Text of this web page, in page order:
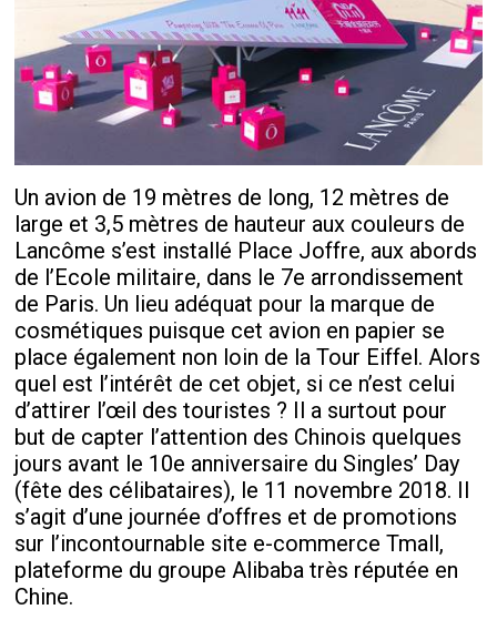
Un avion de 19 mètres de long, 12 mètres de
large et 3,5 mètres de hauteur aux couleurs de
Lancôme s’est installé Place Joffre, aux abords
de l’Ecole militaire, dans le 7e arrondissement
de Paris. Un lieu adéquat pour la marque de
cosmétiques puisque cet avion en papier se
place également non loin de la Tour Eiffel. Alors
quel est l’intérêt de cet objet, si ce n’est celui
d’attirer l’œil des touristes ? Il a surtout pour
but de capter l’attention des Chinois quelques
jours avant le 10e anniversaire du Singles’ Day
(fête des célibataires), le 11 novembre 2018. Il
s’agit d’une journée d’offres et de promotions
sur l’incontournable site e-commerce Tmall,
plateforme du groupe Alibaba très réputée en
Chine.